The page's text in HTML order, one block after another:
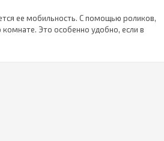
ее мобильность. С помощью роликов,
Это особенно удобно, если в
выбрать изделие, оснащенное